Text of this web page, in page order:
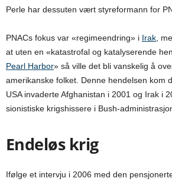
Perle har dessuten vært styreformann for
PNACs fokus var «regimeendring» i Irak ,
at uten en «katastrofal og katalyserende
Pearl Harbor» så ville det bli vanskelig å
amerikanske folket. Denne hendelsen kom
USA invaderte Afghanistan i 2001 og Irak i
sionistiske krigshissere i Bush-
Endeløs krig
Ifølge et intervju i 2006 med den